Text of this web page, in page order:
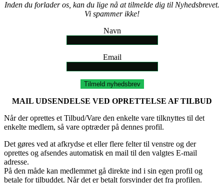
Inden du forlader os, kan du lige nå at tilmelde dig til Nyhedsbrevet.
Vi spammer ikke!
Navn
Email
Tilmeld nyhedsbrev
MAIL UDSENDELSE VED OPRETTELSE AF TILBUD
Når der oprettes et Tilbud/Vare den enkelte vare tilknyttes til det
enkelte medlem, så vare optræder på dennes profil.
Det gøres ved at afkrydse et eller flere felter til venstre og der
oprettes og afsendes automatisk en mail til den valgtes E-mail
adresse.
På den måde kan medlemmet gå direkte ind i sin egen profil og
betale for tilbuddet. Når det er betalt forsvinder det fra profilen.